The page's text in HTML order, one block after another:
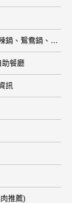
台中火鍋推薦|精選台中火鍋吃到飽、麻辣鍋、鴛鴦鍋、石頭火鍋、酸菜白肉鍋、海鮮鍋、燒酒雞、麻油雞、壽喜燒等熱門人氣火鍋店!
助餐廳
訊
推薦)